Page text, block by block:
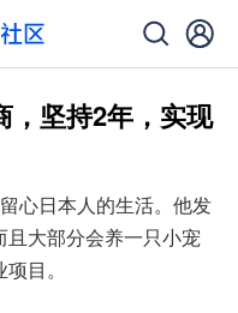
，坚持2年，实现
心日本人的生活。他发
大部分会养一只小宠
目。